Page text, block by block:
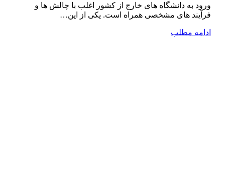
ورود به دانشگاه ‌های خارج از کشور اغلب با چالش ‌ها و
فرآیند های مشخصی همراه است. یکی از این…
ادامه مطلب